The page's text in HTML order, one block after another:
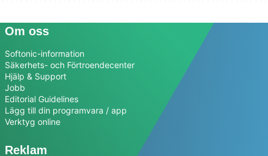
Om oss
Softonic-information
Säkerhets- och Förtroendecenter
Hjälp & Support
Jobb
Editorial Guidelines
Lägg till din programvara / app
Verktyg online
Reklam